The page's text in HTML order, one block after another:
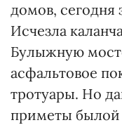
домов, сегодня
Исчезла
Булыжную
асфальтовое
тротуары. Но
приметы былой